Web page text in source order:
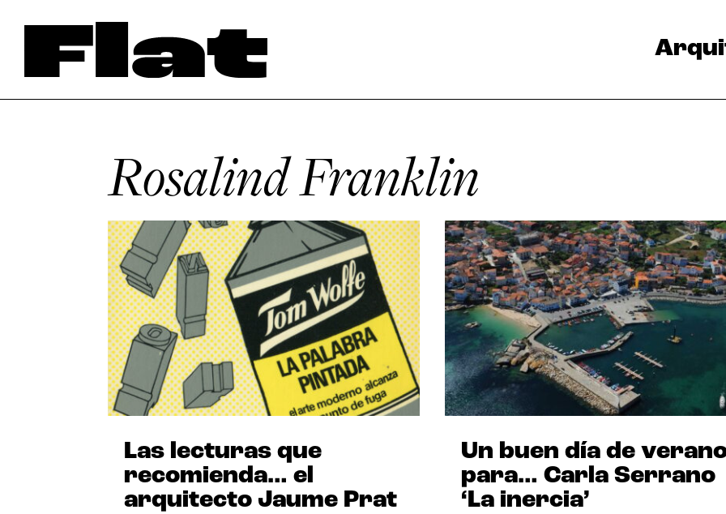
Rosalind Franklin
Las lecturas que
recomienda… el
arquitecto Jaume Prat
Un buen día de
para… Carla Serrano
‘La inercia’